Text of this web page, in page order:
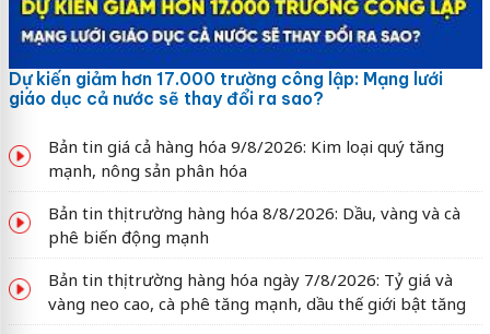
Dự kiến giảm hơn 17.000 trường công lập: Mạng lưới
giáo dục cả nước sẽ thay đổi ra sao?
Bản tin giá cả hàng hóa 9/8/2026: Kim loại quý tăng
mạnh, nông sản phân hóa
Bản tin thị trường hàng hóa 8/8/2026: Dầu, vàng và cà
phê biến động mạnh
Bản tin thị trường hàng hóa ngày 7/8/2026: Tỷ giá và
vàng neo cao, cà phê tăng mạnh, dầu thế giới bật tăng